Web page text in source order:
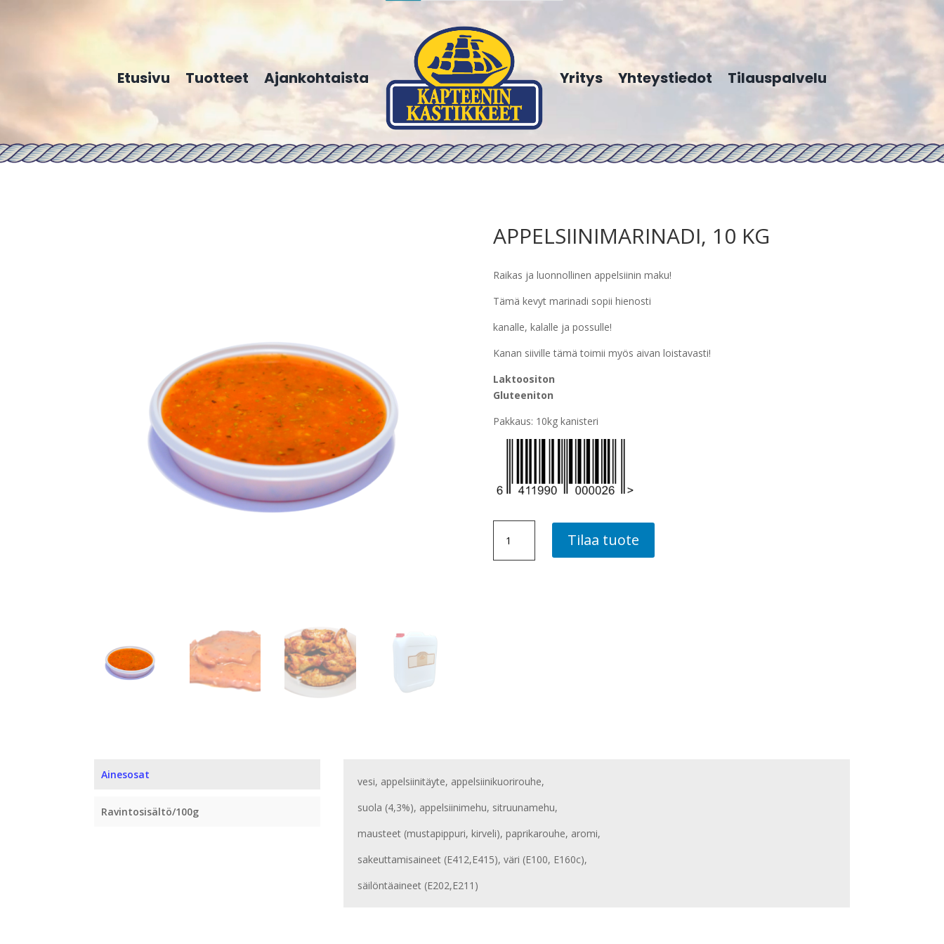
Etusivu Tuotteet Ajankohtaista Yritys Yhteystiedot Tilauspalvelu
APPELSIINIMARINADI, 10 KG
Raikas ja luonnollinen appelsiinin maku!
Tämä kevyt marinadi sopii hienosti
kanalle, kalalle ja possulle!
Kanan siiville tämä toimii myös aivan loistavasti!
Laktoositon
Gluteeniton
Pakkaus: 10kg kanisteri
APPELSIINIMARINADI,
KG
Tilaa tuote
Ainesosat
Ravintosisältö/100g
vesi, appelsiinitäyte, appelsiinikuorirouhe,
suola (4,3%), appelsiinimehu, sitruunamehu,
mausteet (mustapippuri, kirveli), paprikarouhe, aromi,
sakeuttamisaineet (E412,E415), väri (E100, E160c),
säilöntäaineet (E202,E211)